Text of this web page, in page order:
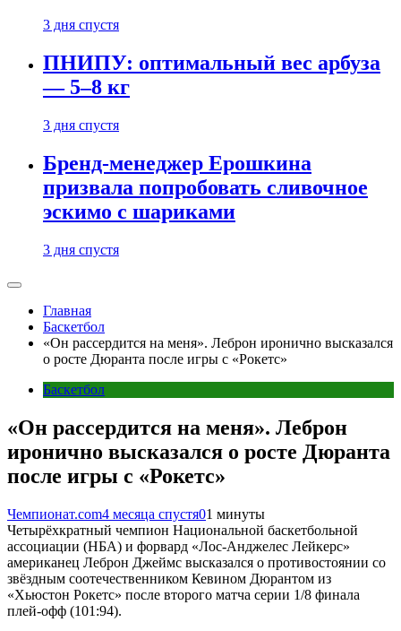
3 дня спустя
ПНИПУ: оптимальный вес арбуза
— 5–8 кг
3 дня спустя
Бренд-менеджер Ерошкина
призвала попробовать сливочное
эскимо с шариками
3 дня спустя
Главная
Баскетбол
«Он рассердится на меня». Леброн иронично высказался
о росте Дюранта после игры с «Рокетс»
Баскетбол
«Он рассердится на меня». Леброн
иронично высказался о росте Дюранта
после игры с «Рокетс»
Чемпионат.com4 месяца спустя01 минуты
Четырёхкратный чемпион Национальной баскетбольной
ассоциации (НБА) и форвард «Лос-Анджелес Лейкерс»
американец Леброн Джеймс высказался о противостоянии со
звёздным соотечественником Кевином Дюрантом из
«Хьюстон Рокетс» после второго матча серии 1/8 финала
плей-офф (101:94).